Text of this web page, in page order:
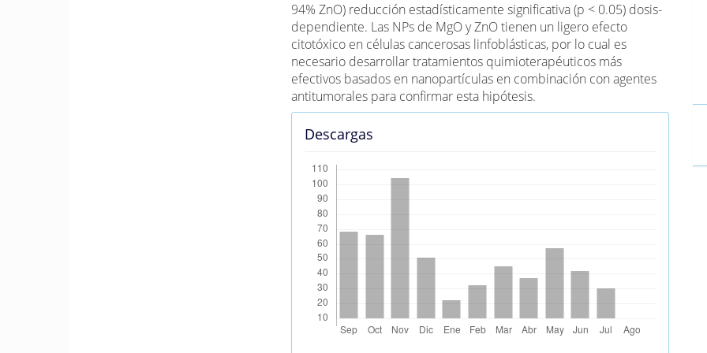
94% ZnO) reducción estadísticamente significativa (p < 0.05) dosis-
dependiente. Las NPs de MgO y ZnO tienen un ligero efecto
citotóxico en células cancerosas linfoblásticas, por lo cual es
necesario desarrollar tratamientos quimioterapéuticos más
efectivos basados en nanopartículas en combinación con agentes
antitumorales para confirmar esta hipótesis.
Descargas